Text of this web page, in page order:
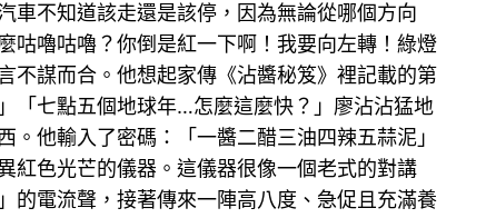
車不知道該走還是該停，因為無論從哪個方向
咕嚕咕嚕？你倒是紅一下啊！我要向左轉！綠燈
不謀而合。他想起家傳《沾醬秘笈》裡記載的第
「七點五個地球年…怎麼這麼快？」廖沾沾猛地
他輸入了密碼：「一醬二醋三油四辣五蒜泥」
紅色光芒的儀器。這儀器很像一個老式的對講
電流聲，接著傳來一陣高八度、急促且充滿養